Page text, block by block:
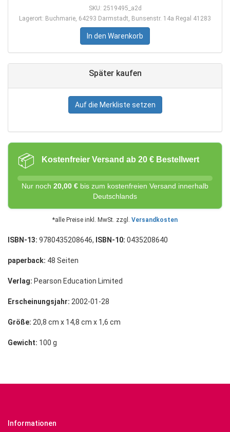
SKU: 2519495_a2d
Lagerort: Buchmarie, 64293 Darmstadt, Bunsenstr. 14a Regal 41283
In den Warenkorb
Später kaufen
Auf die Merkliste setzen
📦 Kostenfreier Versand ab 20 € Bestellwert
Nur noch 20,00 € bis zum kostenfreien Versand innerhalb
Deutschlands
*alle Preise inkl. MwSt. zzgl. Versandkosten
ISBN-13: 9780435208646, ISBN-10: 0435208640
paperback: 48 Seiten
Verlag: Pearson Education Limited
Erscheinungsjahr: 2002-01-28
Größe: 20,8 cm x 14,8 cm x 1,6 cm
Gewicht: 100 g
Informationen